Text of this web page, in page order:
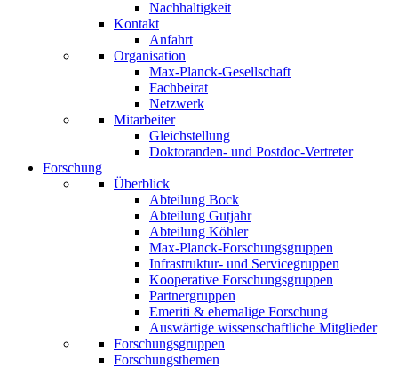
Nachhaltigkeit
Kontakt
Anfahrt
Organisation
Max-Planck-Gesellschaft
Fachbeirat
Netzwerk
Mitarbeiter
Gleichstellung
Doktoranden- und Postdoc-Vertreter
Forschung
Überblick
Abteilung Bock
Abteilung Gutjahr
Abteilung Köhler
Max-Planck-Forschungsgruppen
Infrastruktur- und Servicegruppen
Kooperative Forschungsgruppen
Partnergruppen
Emeriti & ehemalige Forschung
Auswärtige wissenschaftliche Mitglieder
Forschungsgruppen
Forschungsthemen